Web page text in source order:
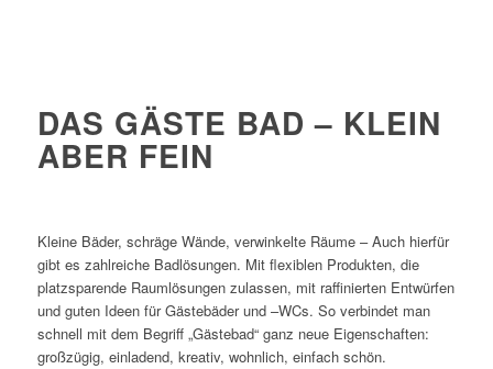
DAS GÄSTE BAD – KLEIN
ABER FEIN
Kleine Bäder, schräge Wände, verwinkelte Räume – Auch hierfür
gibt es zahlreiche Badlösungen. Mit flexiblen Produkten, die
platzsparende Raumlösungen zulassen, mit raffinierten Entwürfen
und guten Ideen für Gästebäder und –WCs. So verbindet man
schnell mit dem Begriff „Gästebad“ ganz neue Eigenschaften:
großzügig, einladend, kreativ, wohnlich, einfach schön.